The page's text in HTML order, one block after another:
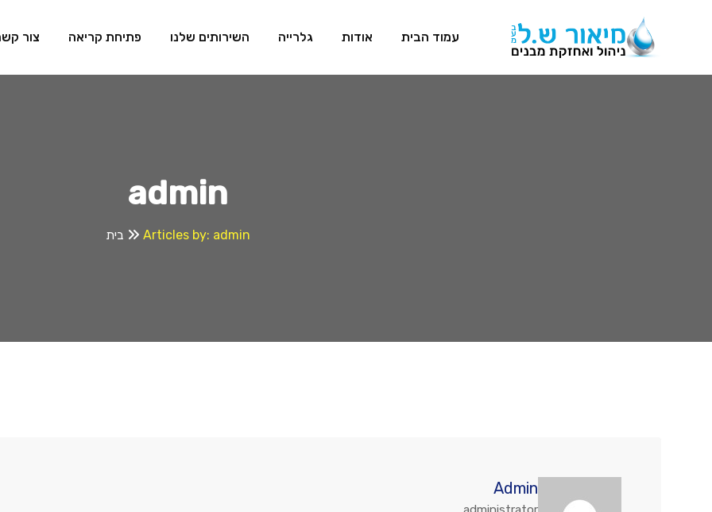
עמוד הבית אודות גלרייה השירותים שלנו פתיחת קריאה צור
admin
Articles by: admin בית
Admin